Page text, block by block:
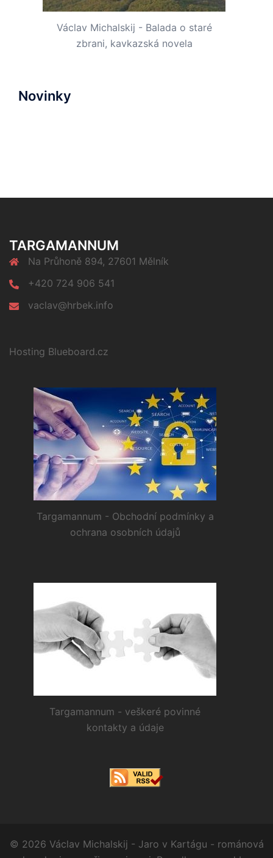
Václav Michalskij - Balada o staré
zbrani, kavkazská novela
Novinky
TARGAMANNUM
Na Průhoně 894, 27601 Mělník
+420 724 906 541
vaclav@hrbek.info
Hosting Blueboard.cz
Targamannum - Obchodní podmínky a
ochrana osobních údajů
Targamannum - veškeré povinné
kontakty a údaje
© 2026 Václav Michalskij - Jaro v Kartágu - románová